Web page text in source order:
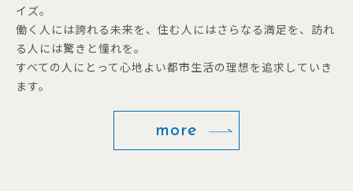
イズ。
働く人には誇れる未来を、住む人にはさらなる満足を、訪れ
る人には驚きと憧れを。
すべての人にとって心地よい都市生活の理想を追求していき
ます。
more